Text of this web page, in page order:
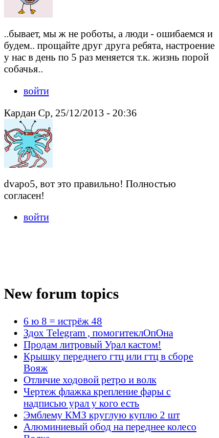
..бывает, мы ж не роботы, а люди - ошибаемся и
будем.. прощайте друг друга ребята, настроение
у нас в день по 5 раз меняется т.к. жизнь порой
собачья..
войти
Кардан Ср, 25/12/2013 - 20:36
dvapo5, вот это правильно! Полностью
согласен!
войти
New forum topics
6 ю 8 = истрёж 48
Здох Telegram , помогитеклОпОна
Продам литровый Урал кастом!
Крышку переднего гтц или гтц в сборе
Вояж
Отличие ходовой ретро и волк
Чертеж флажка крепление фары с
надписью урал у кого есть
Эмблему КМЗ круглую куплю 2 шт
Алюминиевый обод на переднее колесо